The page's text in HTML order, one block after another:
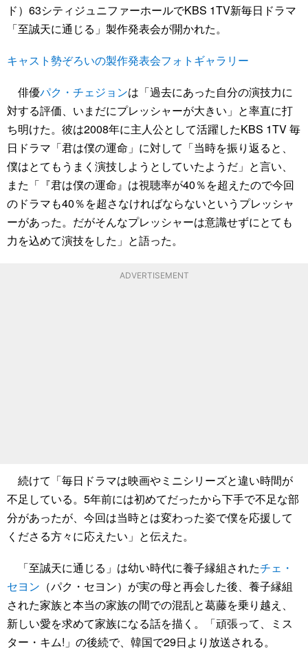
ド）63シティジュニファーホールでKBS 1TV新毎日ドラマ
「至誠天に通じる」製作発表会が開かれた。
キャスト勢ぞろいの製作発表会フォトギャラリー
俳優パク・チェジョンは「過去にあった自分の演技力に
対する評価、いまだにプレッシャーが大きい」と率直に打
ち明けた。彼は2008年に主人公として活躍したKBS 1TV 毎
日ドラマ「君は僕の運命」に対して「当時を振り返ると、
僕はとてもうまく演技しようとしていたようだ」と言い、
また「『君は僕の運命』は視聴率が40％を超えたので今回
のドラマも40％を超さなければならないというプレッシャ
ーがあった。だがそんなプレッシャーは意識せずにとても
力を込めて演技をした」と語った。
ADVERTISEMENT
続けて「毎日ドラマは映画やミニシリーズと違い時間が
不足している。5年前には初めてだったから下手で不足な部
分があったが、今回は当時とは変わった姿で僕を応援して
くださる方々に応えたい」と伝えた。
「至誠天に通じる」は幼い時代に養子縁組されたチェ・
セヨン （パク・セヨン）が実の母と再会した後、養子縁組
された家族と本当の家族の間での混乱と葛藤を乗り越え、
新しい愛を求めて家族になる話を描く。「頑張って、ミス
ター・キム!」の後続で、韓国で29日より放送される。